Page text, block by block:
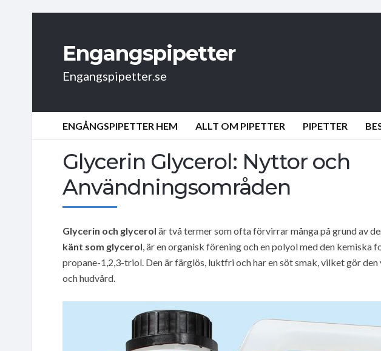
Engangspipetter
Engangspipetter.se
ENGÅNGSPIPETTER HEM ALLT OM PIPETTER PIPETTER
Glycerin Glycerol: Nyttor och
Användningsområden
Glycerin och glycerol är två termer som ofta förvirrar många på grund av
känt som glycerol, är en organisk förening och en polyol med den kemiska
propane-1,2,3-triol. Den är färglös, luktfri och har en söt smak, vilket gör
och hudvård.